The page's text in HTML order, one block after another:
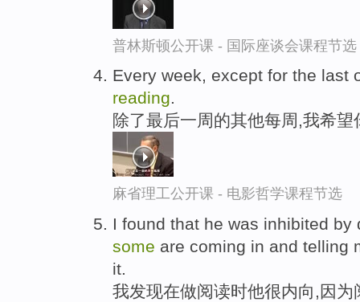
普林斯顿公开课 - 国际座谈会课程节选
Every week, except for the last
reading.
除了最后一周的其他每周,我希望
麻省理工公开课 - 电影哲学课程节选
I found that he was inhibited
some are coming in and telling
it.
我发现在做阅读时他很内向,因